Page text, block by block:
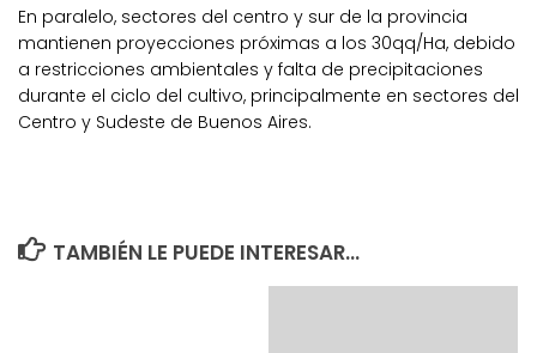
En paralelo, sectores del centro y sur de la provincia
mantienen proyecciones próximas a los 30qq/Ha, debido
a restricciones ambientales y falta de precipitaciones
durante el ciclo del cultivo, principalmente en sectores del
Centro y Sudeste de Buenos Aires.
TAMBIÉN LE PUEDE INTERESAR...